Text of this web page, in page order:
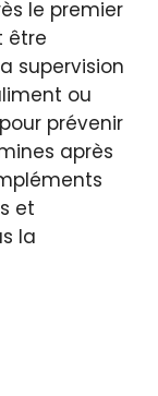
le premier
être
supervision
ou
prévenir
après
et
la